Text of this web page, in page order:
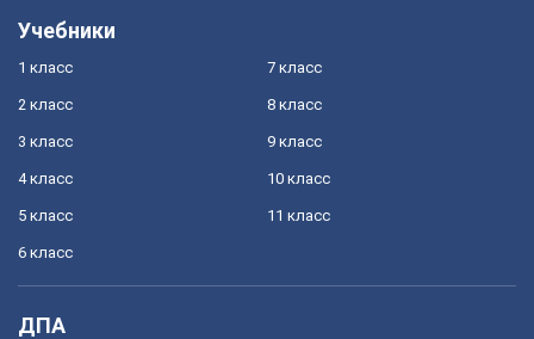
Учебники
1 класс
2 класс
3 класс
4 класс
5 класс
6 класс
7 класс
8 класс
9 класс
10 класс
11 класс
ДПА